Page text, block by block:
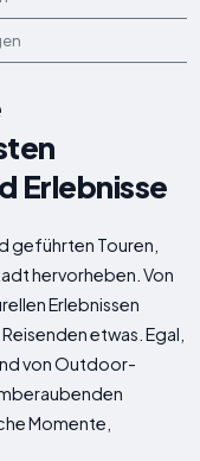
Erlebnisse
geführten Touren,
hervorheben. Von
Erlebnissen
etwas. Egal,
von Outdoor-
Momente,